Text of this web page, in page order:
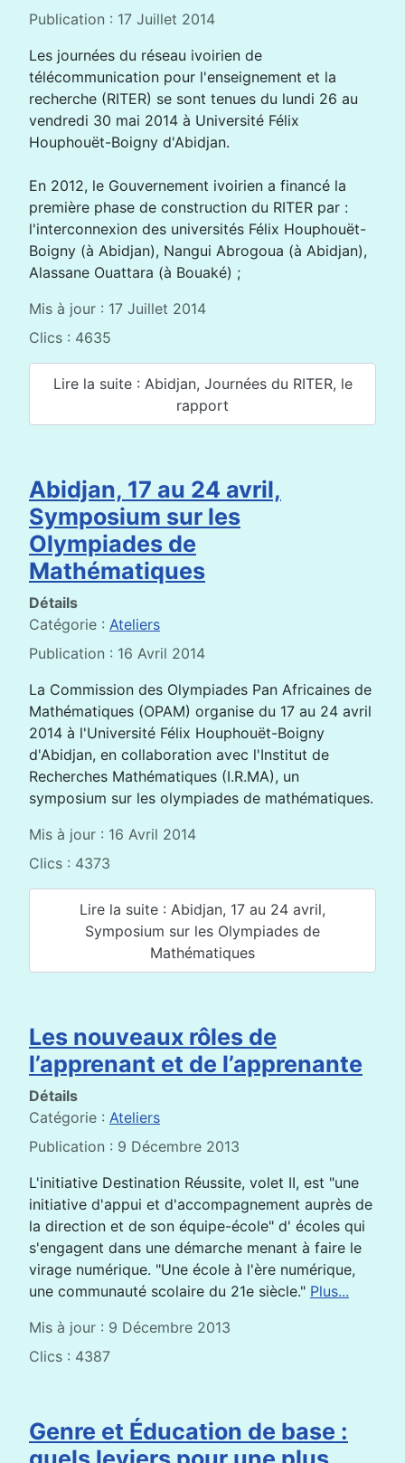
Publication : 17 Juillet 2014
Les journées du réseau ivoirien de
télécommunication pour l'enseignement et la
recherche (RITER) se sont tenues du lundi 26 au
vendredi 30 mai 2014 à Université Félix
Houphouët-Boigny d'Abidjan.
En 2012, le Gouvernement ivoirien a financé la
première phase de construction du RITER par :
l'interconnexion des universités Félix Houphouët-
Boigny (à Abidjan), Nangui Abrogoua (à Abidjan),
Alassane Ouattara (à Bouaké) ;
Mis à jour : 17 Juillet 2014
Clics : 4635
Lire la suite : Abidjan, Journées du RITER, le
rapport
Abidjan, 17 au 24 avril,
Symposium sur les
Olympiades de
Mathématiques
Détails
Catégorie : Ateliers
Publication : 16 Avril 2014
La Commission des Olympiades Pan Africaines de
Mathématiques (OPAM) organise du 17 au 24 avril
2014 à l'Université Félix Houphouët-Boigny
d'Abidjan, en collaboration avec l'Institut de
Recherches Mathématiques (I.R.MA), un
symposium sur les olympiades de mathématiques.
Mis à jour : 16 Avril 2014
Clics : 4373
Lire la suite : Abidjan, 17 au 24 avril,
Symposium sur les Olympiades de
Mathématiques
Les nouveaux rôles de
l’apprenant et de l’apprenante
Détails
Catégorie : Ateliers
Publication : 9 Décembre 2013
L'initiative Destination Réussite, volet II, est "une
initiative d'appui et d'accompagnement auprès de
la direction et de son équipe-école" d' écoles qui
s'engagent dans une démarche menant à faire le
virage numérique. "Une école à l'ère numérique,
une communauté scolaire du 21e siècle." Plus...
Mis à jour : 9 Décembre 2013
Clics : 4387
Genre et Éducation de base :